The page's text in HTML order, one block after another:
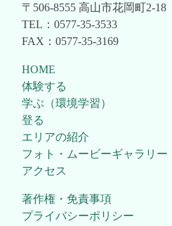
〒506-8555 高山市花岡町2-18
TEL：0577-35-3533
FAX：0577-35-3169
HOME
体験する
学ぶ（環境学習）
登る
エリアの紹介
フォト・ムービーギャラリー
アクセス
著作権・免責事項
プライバシーポリシー